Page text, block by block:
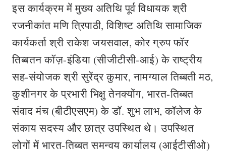
इस कार्यक्रम में मुख्य अतिथि पूर्व विधायक श्री
रजनीकांत मणि त्रिपाठी, विशिष्ट अतिथि सामाजिक
कार्यकर्ता श्री राकेश जयसवाल, कोर ग्रुप फॉर
तिब्बतन कॉज़-इंडिया (सीजीटीसी-आई) के राष्ट्रीय
सह-संयोजक श्री सुरेंद्र कुमार, नामग्याल तिब्बती मठ,
कुशीनगर के प्रभारी भिक्षु तेनक्योंग, भारत-तिब्बत
संवाद मंच (बीटीएसएम) के डॉ. शुभ लाभ, कॉलेज के
संकाय सदस्‍य और छात्र उपस्थित थे। उपस्थित
लोगों में भारत-तिब्बत समन्वय कार्यालय (आईटीसीओ)